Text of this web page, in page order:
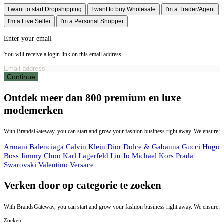
I want to start Dropshipping I want to buy Wholesale
I'm a Trader/Agent
I'm a Live Seller
I'm a Personal Shopper
Enter your email
You will receive a login link on this email address.
Continue
Ontdek meer dan 800 premium en luxe
modemerken
With BrandsGateway, you can start and grow your fashion business right away. We ensure:
Armani Balenciaga Calvin Klein Dior Dolce & Gabanna Gucci Hugo
Boss Jimmy Choo Karl Lagerfeld Liu Jo Michael Kors Prada
Swarovski Valentino Versace
Verken door op categorie te zoeken
With BrandsGateway, you can start and grow your fashion business right away. We ensure:
Zoeken